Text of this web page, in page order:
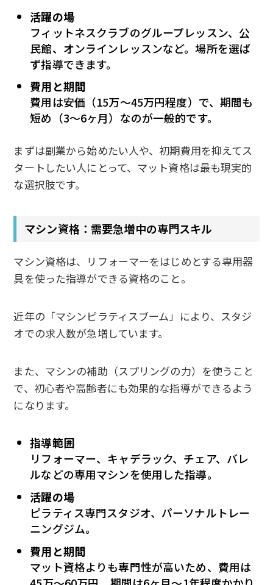
活躍の場
フィットネスクラブのグループレッスン、公
民館、オンラインレッスンなど。場所を選ば
ず指導できます。
費用と期間
費用は安価（15万〜45万円程度）で、期間も
短め（3〜6ヶ月）なのが一般的です。
まずは副業から始めたい人や、初期費用を抑えてス
タートしたい人にとって、マット資格は最も現実的
な選択肢です。
マシン資格：需要急増中の専門スキル
マシン資格は、リフォーマーをはじめとする専用器
具を使った指導ができる資格のこと。
近年の「マシンピラティスブーム」により、スタジ
オでの求人数が急増しています。
また、マシンの補助（スプリングの力）を使うこと
で、初心者や高齢者にも効果的な指導ができるよう
になります。
指導範囲
リフォーマー、キャデラック、チェア、バレ
ルなどの専用マシンを使用した指導。
活躍の場
ピラティス専門スタジオ、パーソナルトレー
ニングジム。
費用と期間
マット資格よりも専門性が高いため、費用は